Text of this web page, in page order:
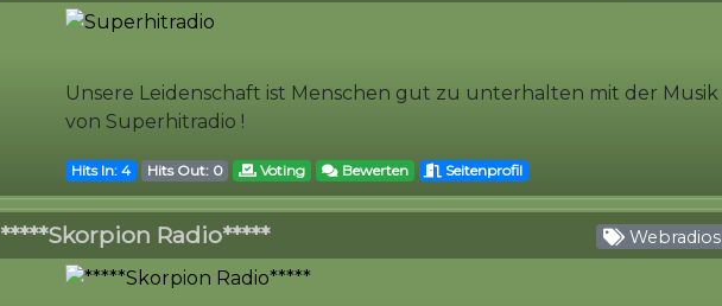
Unsere Leidenschaft ist Menschen gut zu unterhalten mit der Musik
von Superhitradio !
Hits In: 4 Hits Out: 0 Voting Bewerten Seitenprofil
*****Skorpion Radio***** Webradios